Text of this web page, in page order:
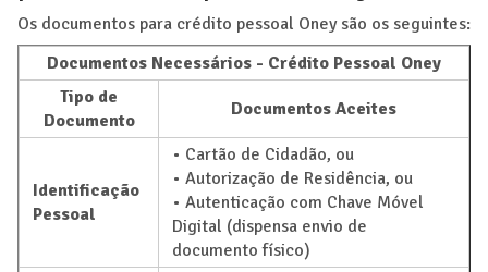
Os documentos para crédito pessoal Oney são os seguintes:
Documentos Necessários - Crédito Pessoal Oney
Tipo de
Documento
Documentos Aceites
Identificação
Pessoal
• Cartão de Cidadão, ou
• Autorização de Residência, ou
• Autenticação com Chave Móvel
Digital (dispensa envio de
documento físico)